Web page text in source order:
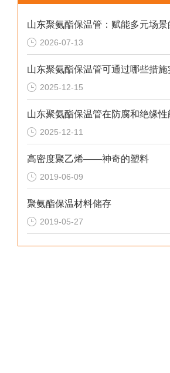
2026-07-13
2025-12-15
2025-12-11
高密度聚乙烯——神奇的塑料
2019-06-09
聚氨酯保温材料储存
2019-05-27